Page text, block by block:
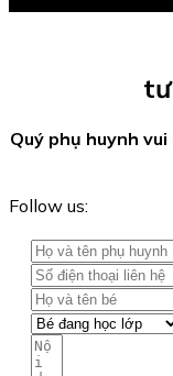
Quý phụ huynh
Follow us: